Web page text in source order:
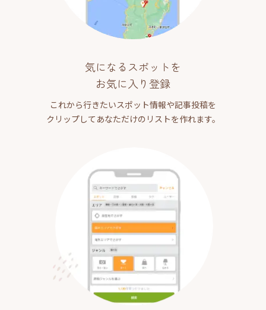
気になるスポットを
お気に入り登録
これから行きたいスポット情報や記事投稿を
クリップしてあなただけのリストを作れます。